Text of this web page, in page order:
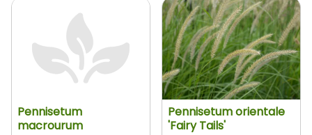
Pennisetum
macrourum
Pennisetum orientale
'Fairy Tails'